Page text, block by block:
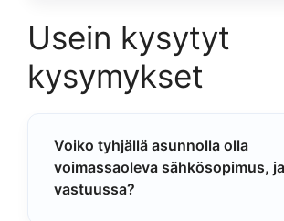
Usein kysytyt
kysymykset
Voiko tyhjällä asunnolla olla
voimassaoleva sähkösopimus,
vastuussa?